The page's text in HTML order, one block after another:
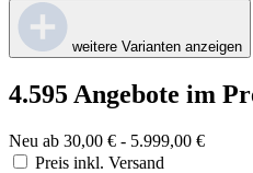
weitere Varianten anzeigen
4.595 Angebote im
Neu ab 30,00 € - 5.999,00 €
Preis inkl. Versand